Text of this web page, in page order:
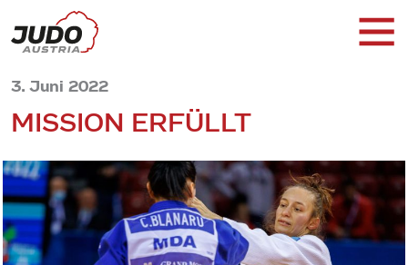
3. Juni 2022
MISSION ERFÜLLT